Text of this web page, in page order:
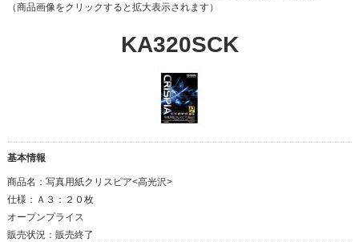
（商品画像をクリックすると拡大表示されます）
KA320SCK
基本情報
商品名： 写真用紙クリスピア<高光沢>
仕様： Ａ３：２０枚
オープンプライス
販売状況： 販売終了